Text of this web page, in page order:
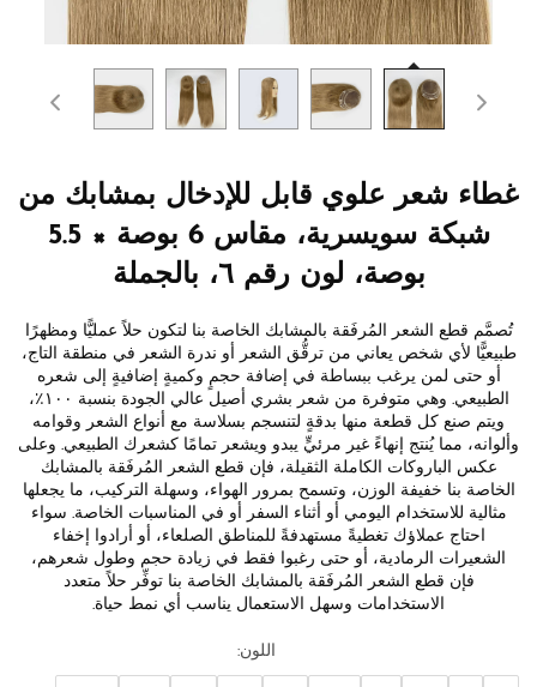
غطاء شعر علوي قابل للإدخال بمشابك من
شبكة سويسرية، مقاس 6 بوصة × 5.5
بوصة، لون رقم ٦، بالجملة
تُصمَّم قطع الشعر المُرفَقة بالمشابك الخاصة بنا لتكون حلاً عمليًّا ومظهرًا
طبيعيًّا لأي شخص يعاني من ترقُّق الشعر أو ندرة الشعر في منطقة التاج،
أو حتى لمن يرغب ببساطة في إضافة حجمٍ وكميةٍ إضافيةٍ إلى شعره
الطبيعي. وهي متوفرة من شعر بشري أصيل عالي الجودة بنسبة ١٠٠٪،
ويتم صنع كل قطعة منها بدقةٍ لتنسجم بسلاسة مع أنواع الشعر وقوامه
وألوانه، مما يُنتج إنهاءً غير مرئيٍّ يبدو ويشعر تمامًا كشعرك الطبيعي. وعلى
عكس الباروكات الكاملة الثقيلة، فإن قطع الشعر المُرفَقة بالمشابك
الخاصة بنا خفيفة الوزن، وتسمح بمرور الهواء، وسهلة التركيب، ما يجعلها
مثالية للاستخدام اليومي أو أثناء السفر أو في المناسبات الخاصة. سواء
احتاج عملاؤك تغطيةً مستهدفةً للمناطق الصلعاء، أو أرادوا إخفاء
الشعيرات الرمادية، أو حتى رغبوا فقط في زيادة حجم وطول شعرهم،
فإن قطع الشعر المُرفَقة بالمشابك الخاصة بنا توفِّر حلاً متعدد
الاستخدامات وسهل الاستعمال يناسب أي نمط حياة.
اللون: